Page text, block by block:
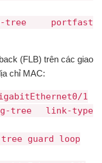
tree portfast
(FLB) trên các giao
chỉ MAC:
1
tree link-type
guard loop